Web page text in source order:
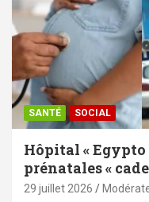
SANTÉ SOCIAL
Hôpital «
prénatales «
29 juillet 2026